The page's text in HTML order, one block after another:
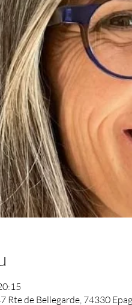
Rte de Bellegarde, 74330